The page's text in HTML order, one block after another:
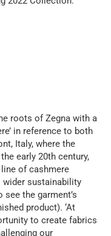
roots of Zegna with a
in reference to both
Italy, where the
early 20th century,
of cashmere
wider sustainability
the garment’s
product). ‘At
to create fabrics
our